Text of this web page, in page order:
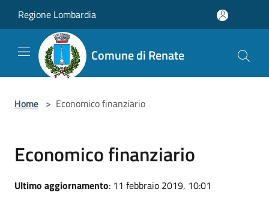
Regione Lombardia
Comune di Renate
Home > Economico finanziario
Economico finanziario
Ultimo aggiornamento: 11 febbraio 2019, 10:01